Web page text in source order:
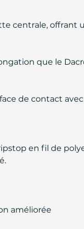
centrale, offrant
que le
de contact
en fil de
améliorée